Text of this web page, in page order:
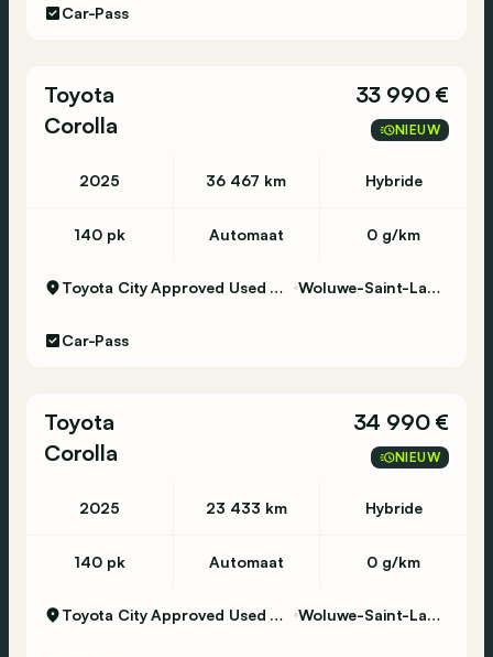
Car-Pass
Toyota
Corolla
33 990 €
NIEUW
2025 36 467 km Hybride
140 pk Automaat 0 g/km
Toyota City Approved Used Woluwe Woluwe-Saint-Lambert
Car-Pass
Toyota
Corolla
34 990 €
NIEUW
2025 23 433 km Hybride
140 pk Automaat 0 g/km
Toyota City Approved Used Woluwe Woluwe-Saint-Lambert